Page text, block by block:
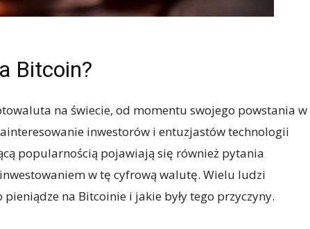
Bitcoin?
na świecie, od momentu swojego powstania w
inwestorów i entuzjastów technologii
popularnością pojawiają się również pytania
w tę cyfrową walutę. Wielu ludzi
na Bitcoinie i jakie były tego przyczyny.